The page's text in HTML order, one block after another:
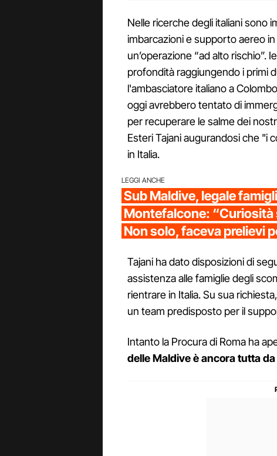
Nelle ricerche degli italiani sono
imbarcazioni e supporto aereo
un’operazione “ad alto rischio”.
profondità raggiungendo i primi
l'ambasciatore italiano a
oggi avrebbero tentato di
per recuperare le salme dei
Esteri Tajani augurandosi che "i
in Italia.
LEGGI ANCHE
Sub Maldive, legale
Montefalcone:
Non solo, faceva prelievi
Tajani ha dato disposizioni di
assistenza alle famiglie degli
rientrare in Italia. Su sua
un team predisposto per il
Intanto la Procura di Roma ha
delle Maldive è ancora tutta